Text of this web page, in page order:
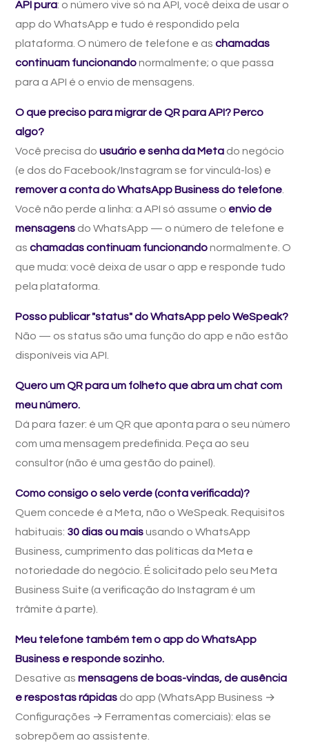
API pura: o número vive só na API, você deixa de usar o
app do WhatsApp e tudo é respondido pela
plataforma. O número de telefone e as chamadas
continuam funcionandonormalmente; o que passa
para a API é o envio de mensagens.
O que preciso para migrar de QR para API? Perco
algo?
Você precisa do usuário e senha da Meta do negócio
(e dos do Facebook/Instagram se for vinculá-los) e
remover a conta do WhatsApp Business do telefone
Você não perde a linha: a API só assume o envio de
mensagens do WhatsApp — o número de telefone e
as chamadas continuam funcionandonormalmente. O
que muda: você deixa de usar o app e responde tudo
pela plataforma.
Posso publicar "status" do WhatsApp pelo WeSpeak?
Não — os status são uma função do app e não estão
disponíveis via API.
Quero um QR para um folheto que abra um chat com
meu número.
Dá para fazer: é um QR que aponta para o seu número
com uma mensagem predefinida. Peça ao seu
consultor (não é uma gestão do painel).
Como consigo o selo verde (conta verificada)?
Quem concede é a Meta, não o WeSpeak. Requisitos
habituais: 30 dias ou maisusando o WhatsApp
Business, cumprimento das políticas da Meta e
notoriedade do negócio. É solicitado pelo seu Meta
Business Suite (a verificação do Instagram é um
trâmite à parte).
Meu telefone também tem o app do WhatsApp
Business e responde sozinho.
Desative as mensagens de boas-vindas, de ausência
e respostas rápidas do app (WhatsApp Business →
Configurações → Ferramentas comerciais): elas se
sobrepõem ao assistente.